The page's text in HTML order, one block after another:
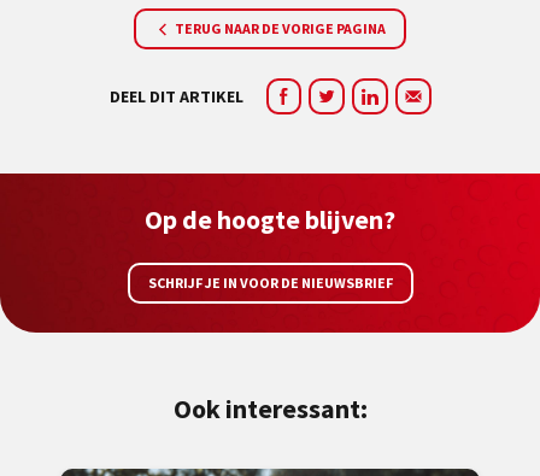
TERUG NAAR DE VORIGE PAGINA
DEEL DIT ARTIKEL
Op de hoogte blijven?
SCHRIJF JE IN VOOR DE NIEUWSBRIEF
Ook interessant: